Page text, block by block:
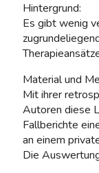
Hintergrund:
Es gibt wenig
Material und
Mit ihrer
Autoren diese
Fallberichte
an einem
Die